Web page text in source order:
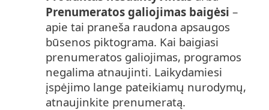
Prenumeratos galiojimas baigėsi –
apie tai praneša raudona apsaugos
būsenos piktograma. Kai baigiasi
prenumeratos galiojimas, programos
negalima atnaujinti. Laikydamiesi
įspėjimo lange pateikiamų nurodymų,
atnaujinkite prenumeratą.